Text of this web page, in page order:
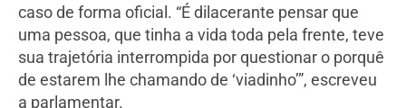
caso de forma oficial. “É dilacerante pensar que
uma pessoa, que tinha a vida toda pela frente, teve
sua trajetória interrompida por questionar o porquê
de estarem lhe chamando de ‘viadinho’”, escreveu
a parlamentar.